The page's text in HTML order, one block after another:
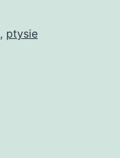
, ptysie